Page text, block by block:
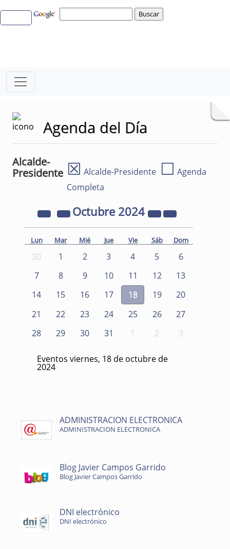
Agenda del Día
Alcalde-
Presidente ☒ Alcalde-Presidente ☐ Agenda
Completa
Octubre 2024
Lun Mar Mié Jue Vie Sáb Dom
30 1 2 3 4 5
6
7
8 9 10 11 12
13
14
15 16 17 18 19
20
21
22 23 24 25 26
27
28
29 30 31 1 2 3
Eventos viernes, 18 de octubre de
2024
ADMINISTRACION ELECTRONICA
ADMINISTRACION ELECTRONICA
Blog Javier Campos Garrido
Blog Javier Campos Garrido
DNI electrónico
DNI electrónico